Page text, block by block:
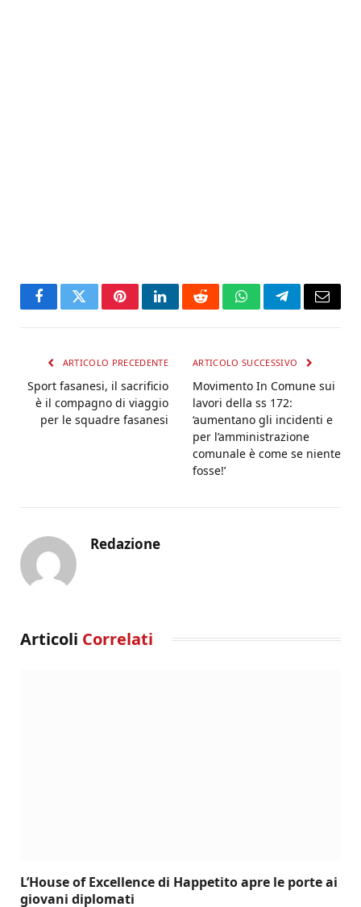
FacebookTwitterPinterestLinkedInRedditWhatsAppTelegramEmail
ARTICOLO PRECEDENTE
Sport fasanesi, il sacrificio
è il compagno di viaggio
per le squadre fasanesi
ARTICOLO SUCCESSIVO
Movimento In Comune sui
lavori della ss 172:
‘aumentano gli incidenti e
per l’amministrazione
comunale è come se niente
fosse!’
Redazione
Articoli Correlati
L’House of Excellence di Happetito apre le porte ai
giovani diplomati